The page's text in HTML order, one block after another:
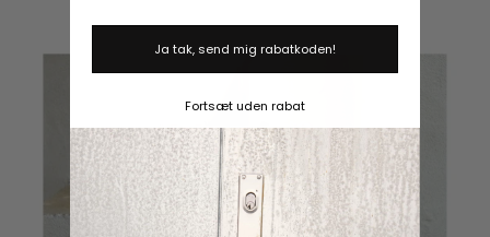
Ja tak, send mig rabatkoden!
Fortsæt uden rabat